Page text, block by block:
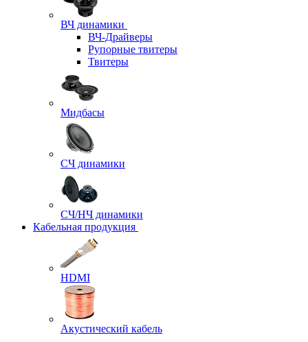
ВЧ динамики
ВЧ-Драйверы
Рупорные твитеры
Твитеры
Мидбасы
СЧ динамики
СЧ/НЧ динамики
Кабельная продукция
HDMI
Акустический кабель